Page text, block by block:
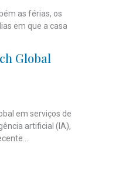
as férias, os
em que a casa
Global
em serviços de
artificial (IA),